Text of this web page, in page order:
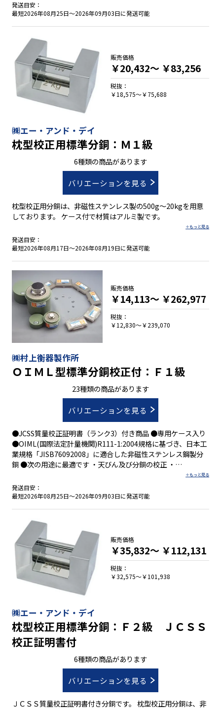
発送目安：
最短2026年08月25日～2026年09月03日に発送可能
㈱エー・アンド・デイ
枕型校正用標準分銅：Ｍ１級
6種類の商品があります
バリエーションを見る
枕型校正用分銅は、非磁性ステンレス製の500g～20kgを用意
しております。 ケース付で材質はアルミ製です。
発送目安：
最短2026年08月17日～2026年08月19日に発送可能
販売価格
￥20,432～ ￥83,256
税抜：
￥18,575～￥75,688
㈱村上衡器製作所
ＯＩＭＬ型標準分銅校正付：Ｆ１級
23種類の商品があります
バリエーションを見る
●JCSS質量校正証明書（ランク3）付き商品 ●専用ケース入り
●OIML(国際法定計量機関)R111-1:2004規格に基づき、日本工
業規格「JISB76092008」に適合した非磁性ステンレス鋼製分
銅 ●次の用途に最適です ・天びん及び分銅の校正 ・
ISO9000/14000シリーズの認証用設備 ・GMPに関するバリデ
ーション体系 ・HACCP計画導入用の設備 トレーサビリティ体
系図は、㈱村上衡器製作所のホームページより無償でダウンロ
発送目安：
最短2026年08月25日～2026年09月03日に発送可能
販売価格
￥14,113～ ￥262,977
税抜：
￥12,830～￥239,070
㈱エー・アンド・デイ
枕型校正用標準分銅：Ｆ２級 ＪＣＳＳ
校正証明書付
6種類の商品があります
バリエーションを見る
ＪＣＳＳ質量校正証明書付き分銅です。 枕型校正用分銅は、非
販売価格
￥35,832～ ￥112,131
税抜：
￥32,575～￥101,938